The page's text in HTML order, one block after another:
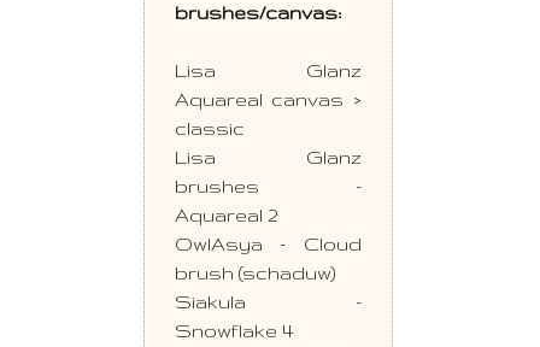
brushes/canvas:
Lisa Glanz
Aquareal canvas >
classic
Lisa Glanz
brushes -
Aquareal 2
OwlAsya - Cloud
brush (schaduw)
Siakula -
Snowflake 4